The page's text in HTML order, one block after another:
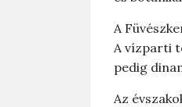
A
A vízparti
pedig
Az